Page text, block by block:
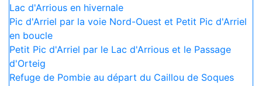
Lac d'Arrious en hivernale
Pic d'Arriel par la voie Nord-Ouest et Petit Pic d'Arriel
en boucle
Petit Pic d'Arriel par le Lac d'Arrious et le Passage
d'Orteig
Refuge de Pombie au départ du Caillou de Soques